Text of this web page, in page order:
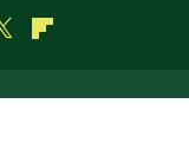
Twitter